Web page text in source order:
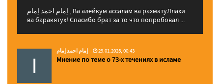
إمام احمد إمام , Ва алейкум ассалам ва рахматуЛлахи
ва баракятух! Спасибо брат за то что попробовал ...
إمام احمد إمام 29.01.2025, 00:43
Мнение по теме о 73-х течениях в исламе